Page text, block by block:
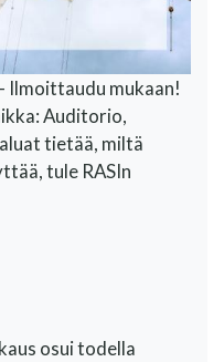
Ilmoittaudu mukaan!
Auditorio,
tietää, miltä
tule RASIn
osui todella